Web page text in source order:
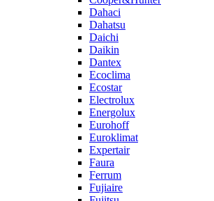
Dahaci
Dahatsu
Daichi
Daikin
Dantex
Ecoclima
Ecostar
Electrolux
Energolux
Eurohoff
Euroklimat
Expertair
Faura
Ferrum
Fujiaire